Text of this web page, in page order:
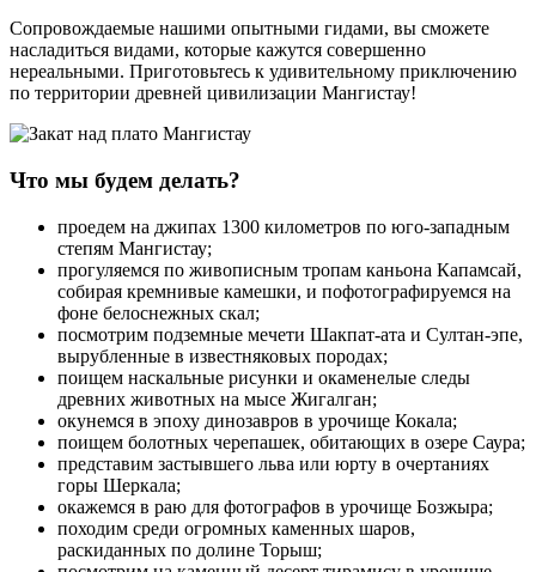
Сопровождаемые нашими опытными гидами, вы сможете
насладиться видами, которые кажутся совершенно
нереальными. Приготовьтесь к удивительному приключению
по территории древней цивилизации Мангистау!
Что мы будем делать?
проедем на джипах 1300 километров по юго-западным
степям Мангистау;
прогуляемся по живописным тропам каньона Капамсай,
собирая кремнивые камешки, и пофотографируемся на
фоне белоснежных скал;
посмотрим подземные мечети Шакпат-ата и Султан-эпе,
вырубленные в известняковых породах;
поищем наскальные рисунки и окаменелые следы
древних животных на мысе Жигалган;
окунемся в эпоху динозавров в урочище Кокала;
поищем болотных черепашек, обитающих в озере Саура;
представим застывшего льва или юрту в очертаниях
горы Шеркала;
окажемся в раю для фотографов в урочище Бозжыра;
походим среди огромных каменных шаров,
раскиданных по долине Торыш;